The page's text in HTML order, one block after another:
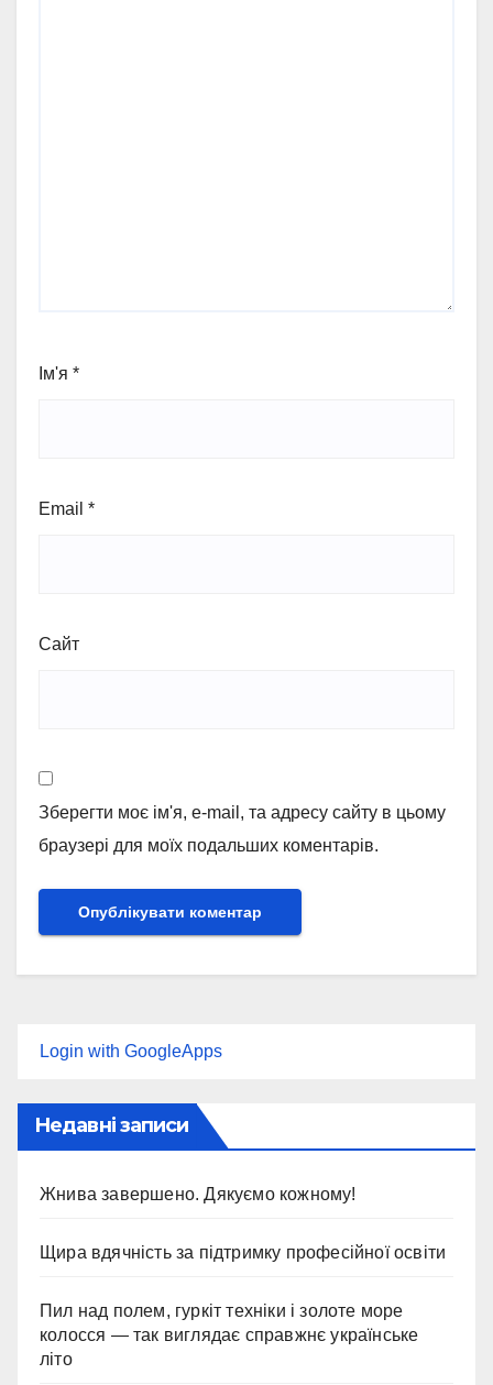
Ім'я *
Email *
Сайт
Зберегти моє ім'я, e-mail, та адресу сайту в цьому
браузері для моїх подальших коментарів.
Login with GoogleApps
Недавні записи
Жнива завершено. Дякуємо кожному!
Щира вдячність за підтримку професійної освіти
Пил над полем, гуркіт техніки і золоте море
колосся — так виглядає справжнє українське
літо